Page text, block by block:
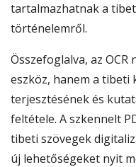
tartalmazhatnak a
történelemről.
Összefoglalva, az
eszköz, hanem a tibeti
terjesztésének és
feltétele. A szkennelt
tibeti szövegek
új lehetőségeket nyit